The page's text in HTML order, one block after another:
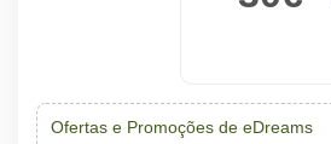
Ofertas e Promoções de eDreams